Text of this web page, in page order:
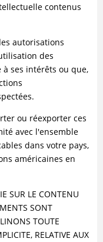
contenus
autorisations
des
ses intérêts ou que,
ou réexporter ces
avec l'ensemble
dans votre pays,
américaines en
SUR LE CONTENU
SONT
TOUTE
RELATIVE AUX